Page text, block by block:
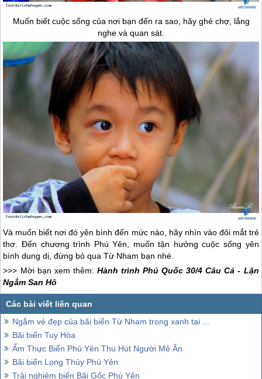
Muốn biết cuộc sống của nơi bạn đến ra sao, hãy ghé chợ, lắng
nghe và quan sát.
Và muốn biết nơi đó yên bình đến mức nào, hãy nhìn vào đôi mắt trẻ
thơ. Đến chương trình Phú Yên , muốn tận hưởng cuộc sống yên
bình dung dị, đừng bỏ qua Từ Nham bạn nhé.
>>> Mời bạn xem thêm: Hành trình Phú Quốc 30/4 Câu Cá - Lặn
Ngắm San Hô
Ngắm vẻ đẹp của bãi biển Từ Nham trong xanh tại Phú Yên
Bãi biển Tuy Hòa
Ẩm Thực Biển Phú Yên Thu Hút Người Mê Ăn
Bãi biển Long Thủy Phú Yên
Trải nghiệm biển Bãi Gốc Phú Yên